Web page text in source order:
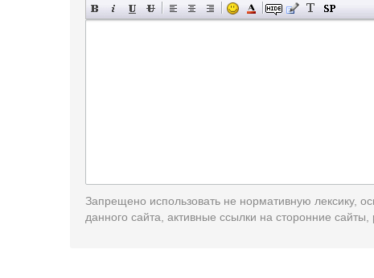
Запрещено использовать не нормативную лексику,
данного сайта, активные ссылки на сторонние